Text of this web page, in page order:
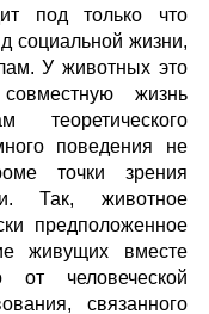
под только что
социальной жизни,
У животных это
жизнь
теоретического
поведения не
точки зрения
Так, животное
предположенное
живущих вместе
от человеческой
связанного